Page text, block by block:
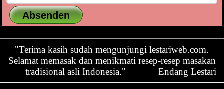
"Terima kasih sudah mengunjungi lestariweb.com.
Selamat memasak dan menikmati resep-resep masakan
tradisional asli Indonesia."
Endang Lestari